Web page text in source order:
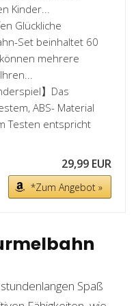
Kinder...
Glückliche
Set beinhaltet 60
mehrere
】Das
ABS- Material
Testen entspricht
29,99 EUR
*Zum Angebot »
Spaß